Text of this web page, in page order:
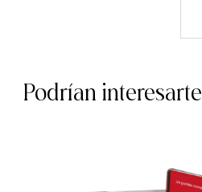
Podrían interesarte